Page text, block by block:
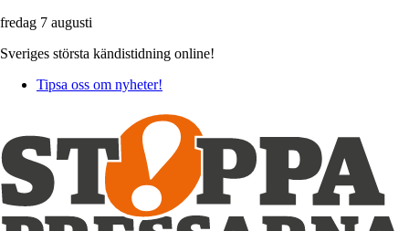
fredag 7 augusti
Sveriges största kändistidning online!
Tipsa oss om nyheter!